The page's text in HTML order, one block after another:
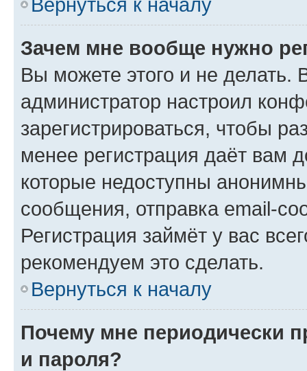
Зачем мне вообще нужно
Вы можете этого и не делать.
администратор настроил
зарегистрироваться, чтобы
менее регистрация даёт вам
которые недоступны
сообщения, отправка email-
Регистрация займёт у вас
рекомендуем это сделать.
Вернуться к началу
Почему мне периодически
и пароля?